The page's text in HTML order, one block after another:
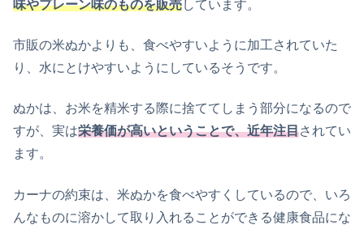
味やプレーン味のものを販売しています。
市販の米ぬかよりも、食べやすいように加工されていた
り、水にとけやすいようにしているそうです。
ぬかは、お米を精米する際に捨ててしまう部分になるので
すが、実は栄養価が高いということで、近年注目されてい
ます。
カーナの約束は、米ぬかを食べやすくしているので、いろ
んなものに溶かして取り入れることができる健康食品にな